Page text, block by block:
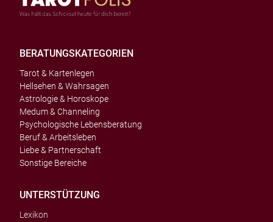
BERATUNGSKATEGORIEN
Tarot & Kartenlegen
Hellsehen & Wahrsagen
Astrologie & Horoskope
Medum & Channeling
Psychologische Lebensberatung
Beruf & Arbeitsleben
Liebe & Partnerschaft
Sonstige Bereiche
UNTERSTÜTZUNG
Lexikon